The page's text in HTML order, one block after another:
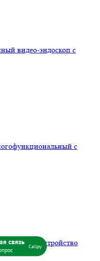
видео-эндоскоп с
с
зарядное устройство
Callpy